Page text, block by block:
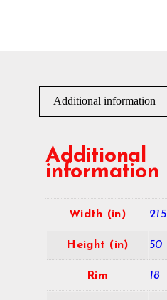
Additional information
Additional
information
Width (in) 215
Height (in) 50
Rim 18